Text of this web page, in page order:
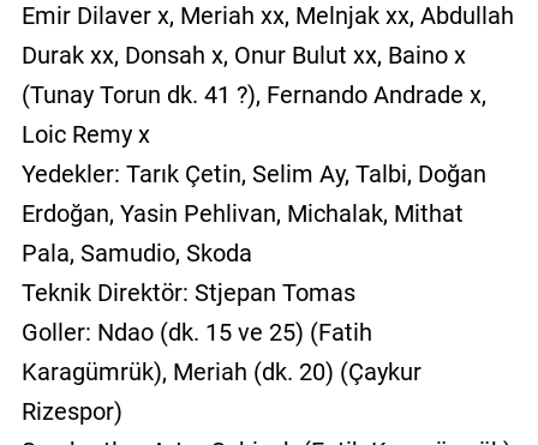
Emir Dilaver x, Meriah xx, Melnjak xx, Abdullah
Durak xx, Donsah x, Onur Bulut xx, Baino x
(Tunay Torun dk. 41 ?), Fernando Andrade x,
Loic Remy x
Yedekler: Tarık Çetin, Selim Ay, Talbi, Doğan
Erdoğan, Yasin Pehlivan, Michalak, Mithat
Pala, Samudio, Skoda
Teknik Direktör: Stjepan Tomas
Goller: Ndao (dk. 15 ve 25) (Fatih
Karagümrük), Meriah (dk. 20) (Çaykur
Rizespor)